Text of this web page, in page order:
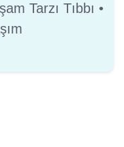
Tarzı Tıbbı •